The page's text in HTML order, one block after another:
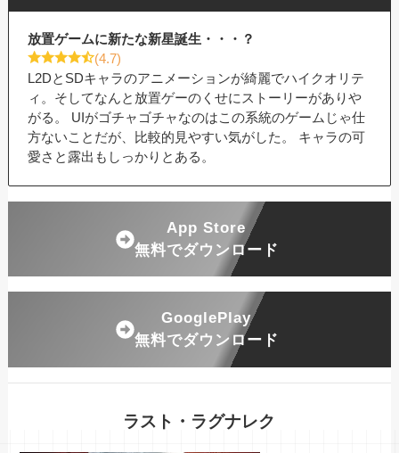
放置ゲームに新たな新星誕生・・・？
(4.7)
L2DとSDキャラのアニメーションが綺麗でハイクオリテ
ィ。そしてなんと放置ゲーのくせにストーリーがありや
がる。 UIがゴチャゴチャなのはこの系統のゲームじゃ仕
方ないことだが、比較的見やすい気がした。 キャラの可
愛さと露出もしっかりとある。
App Store
無料でダウンロード
GooglePlay
無料でダウンロード
ラスト・ラグナレク